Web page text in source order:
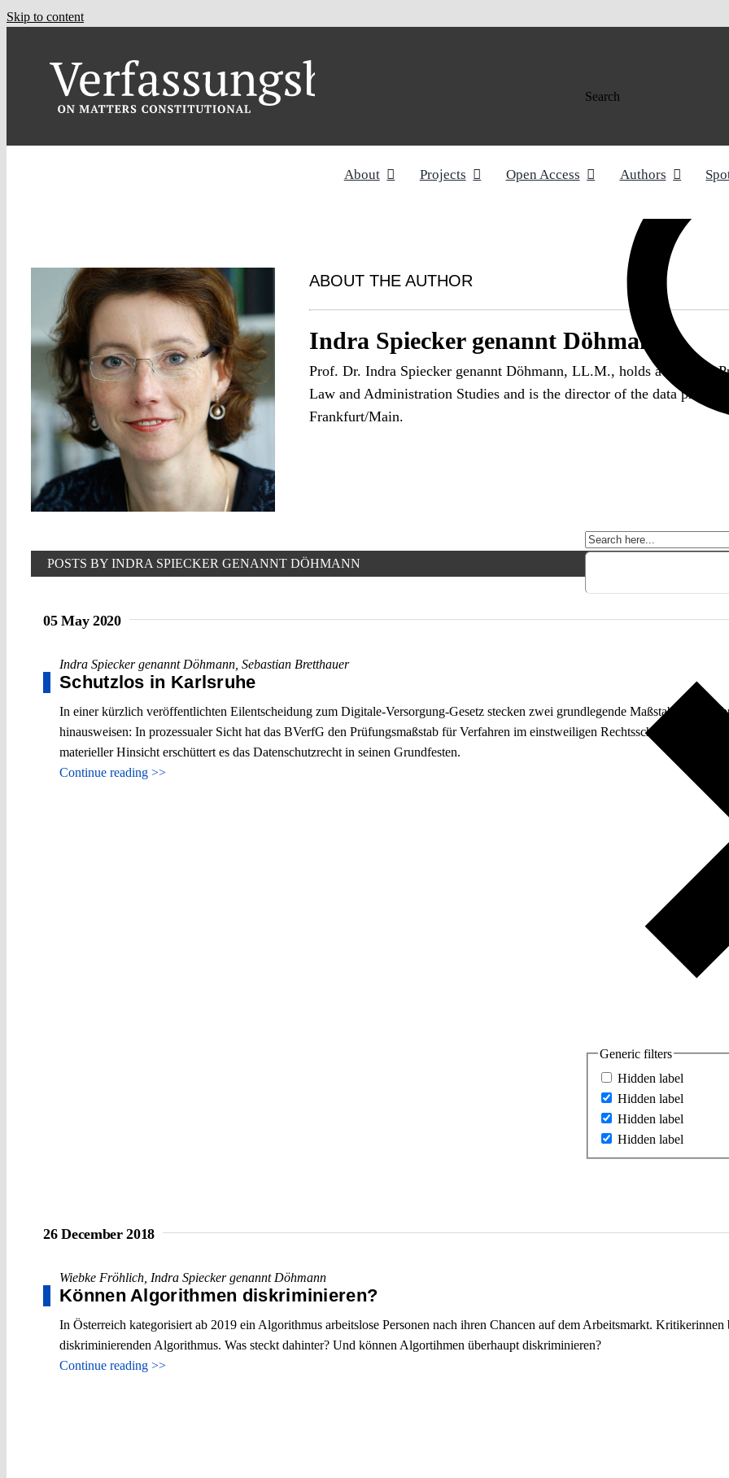
Skip to content
Search
Generic filters
Hidden label
Hidden label
Hidden label
Hidden label
About Projects Open Access Authors
ABOUT THE AUTHOR
Indra Spiecker genannt Döhmann
Prof. Dr. Indra Spiecker genannt Döhmann, LL.M., holds a Chair of
Law and Administration Studies and is the director of the data
Frankfurt/Main.
POSTS BY INDRA SPIECKER GENANNT DÖHMANN
05 May 2020
Indra Spiecker genannt Döhmann Sebastian Bretthauer
Schutzlos in Karlsruhe
In einer kürzlich veröffentlichten Eilentscheidung zum Digitale-Versorgung-Gesetz stecken zwei grundlegende
hinausweisen: In prozessualer Sicht hat das BVerfG den Prüfungsmaßstab für Verfahren im einstweiligen Rechtsschutz massiv zu
materieller Hinsicht erschüttert es das Datenschutzrecht in seinen Grundfesten.
Continue reading >>
26 December 2018
Wiebke Fröhlich Indra Spiecker genannt Döhmann
Können Algorithmen diskriminieren?
In Österreich kategorisiert ab 2019 ein Algorithmus arbeitslose Personen nach ihren Chancen auf dem Arbeitsmarkt. Kritikerinnen
diskriminierenden Algorithmus. Was steckt dahinter? Und können Algortihmen überhaupt diskriminieren?
Continue reading >>